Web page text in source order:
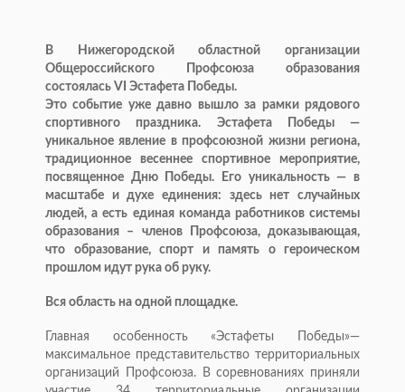
В Нижегородской областной организации
Общероссийского Профсоюза образования
состоялась VI Эстафета Победы.
Это событие уже давно вышло за рамки рядового
спортивного праздника. Эстафета Победы —
уникальное явление в профсоюзной жизни региона,
традиционное весеннее спортивное мероприятие,
посвященное Дню Победы. Его уникальность — в
масштабе и духе единения: здесь нет случайных
людей, а есть единая команда работников системы
образования – членов Профсоюза, доказывающая,
что образование, спорт и память о героическом
прошлом идут рука об руку.
Вся область на одной площадке.
Главная особенность «Эстафеты Победы»—
максимальное представительство территориальных
организаций Профсоюза. В соревнованиях приняли